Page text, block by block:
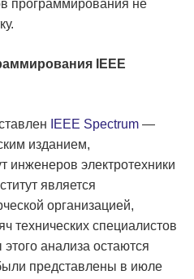
программирования не
IEEE
IEEE Spectrum —
изданием,
инженеров электротехники
является
организацией,
технических специалистов
анализа остаются
представлены в июле